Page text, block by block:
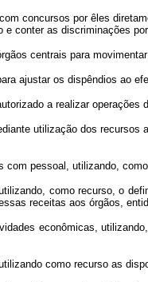
concursos por êles
conter as discriminações
centrais para
ajustar os dispêndios ao
a realizar
utilização dos
com pessoal,
como recurso, o
dessas receitas aos
econômicas,
como recurso as